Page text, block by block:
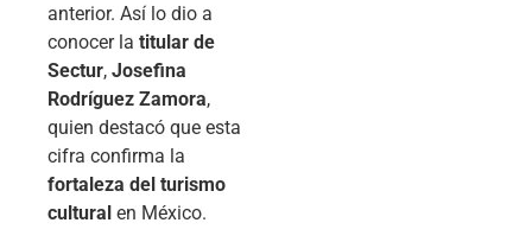
anterior. Así lo dio a
conocer la titular de
Sectur, Josefina
Rodríguez Zamora,
quien destacó que esta
cifra confirma la
fortaleza del turismo
cultural en México.